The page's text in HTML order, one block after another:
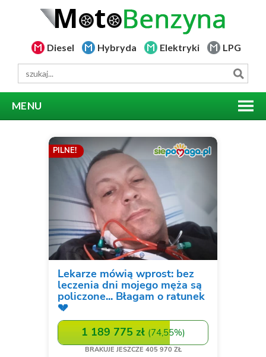
Diesel Hybryda Elektryki LPG
MENU